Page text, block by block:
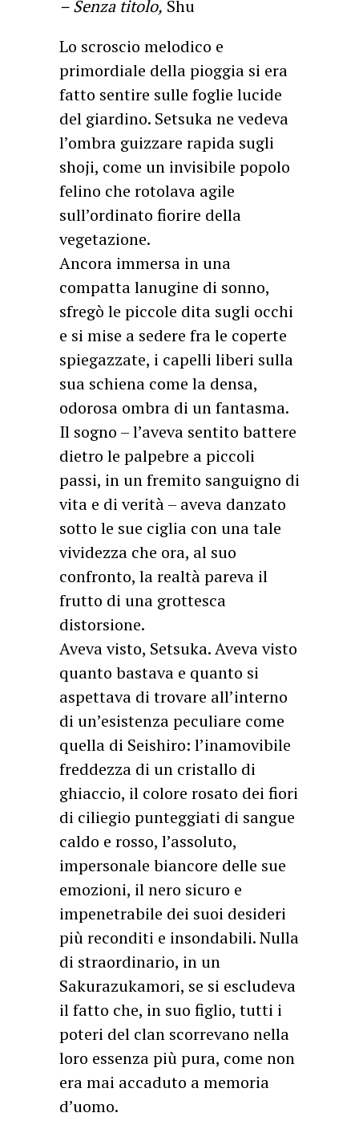
– Senza titolo, Shu
Lo scroscio melodico e
primordiale della pioggia si era
fatto sentire sulle foglie lucide
del giardino. Setsuka ne vedeva
l’ombra guizzare rapida sugli
shoji, come un invisibile popolo
felino che rotolava agile
sull’ordinato fiorire della
vegetazione.
Ancora immersa in una
compatta lanugine di sonno,
sfregò le piccole dita sugli occhi
e si mise a sedere fra le coperte
spiegazzate, i capelli liberi sulla
sua schiena come la densa,
odorosa ombra di un fantasma.
Il sogno – l’aveva sentito battere
dietro le palpebre a piccoli
passi, in un fremito sanguigno di
vita e di verità – aveva danzato
sotto le sue ciglia con una tale
vividezza che ora, al suo
confronto, la realtà pareva il
frutto di una grottesca
distorsione.
Aveva visto, Setsuka. Aveva visto
quanto bastava e quanto si
aspettava di trovare all’interno
di un’esistenza peculiare come
quella di Seishiro: l’inamovibile
freddezza di un cristallo di
ghiaccio, il colore rosato dei fiori
di ciliegio punteggiati di sangue
caldo e rosso, l’assoluto,
impersonale biancore delle sue
emozioni, il nero sicuro e
impenetrabile dei suoi desideri
più reconditi e insondabili. Nulla
di straordinario, in un
Sakurazukamori, se si escludeva
il fatto che, in suo figlio, tutti i
poteri del clan scorrevano nella
loro essenza più pura, come non
era mai accaduto a memoria
d’uomo.